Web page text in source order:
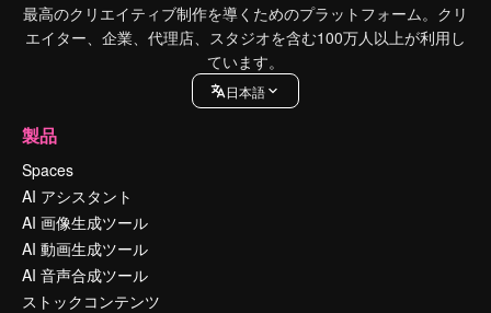
最高のクリエイティブ制作を導くためのプラットフォーム。クリ
エイター、企業、代理店、スタジオを含む100万人以上が利用し
ています。
日本語
製品
Spaces
AI アシスタント
AI 画像生成ツール
AI 動画生成ツール
AI 音声合成ツール
ストックコンテンツ